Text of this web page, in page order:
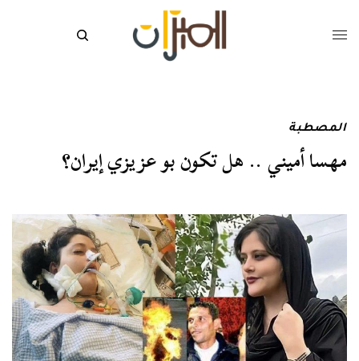
المصطبة
مهسا أميني .. هل تكون بو عزيزي إيران؟